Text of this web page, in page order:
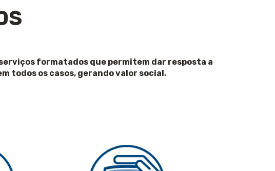
formatados que permitem dar resposta a
todos os casos, gerando valor social.